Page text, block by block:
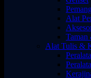
Alat
Taman
Alat Tulis &